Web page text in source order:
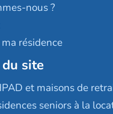
nous ?
résidence
site
et maisons de
seniors à la